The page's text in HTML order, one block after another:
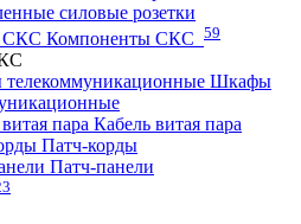
силовые розетки
Компоненты СКС 59
Шкафы
Кабель витая пара
Патч-корды
Патч-панели